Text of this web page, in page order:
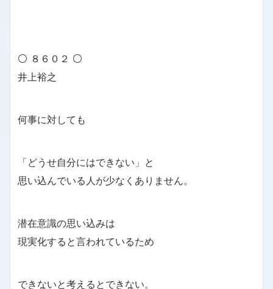
⚪ ８６０２ ⚪
井上裕之
何事に対しても
「どうせ自分にはできない」と
思い込んでいる人が少なくありません。
潜在意識の思い込みは
現実化すると言われているため
できないと考えるとできない。